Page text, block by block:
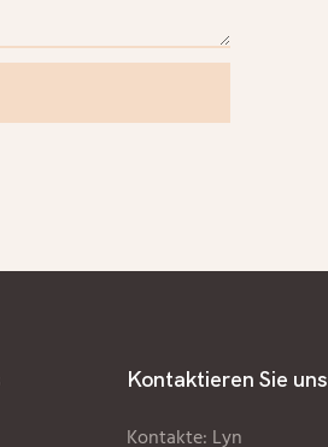
Kontaktieren Sie uns
Kontakte: Lyn